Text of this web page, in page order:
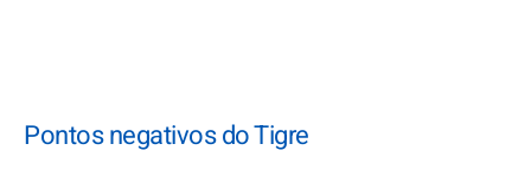
Pontos negativos do Tigre